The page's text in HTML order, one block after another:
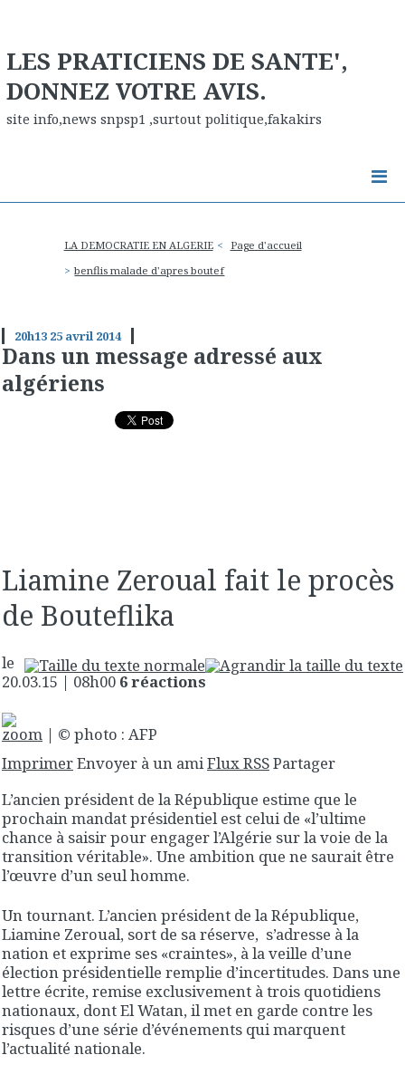
LES PRATICIENS DE SANTE',
DONNEZ VOTRE AVIS.
site info,news snpsp1 ,surtout politique,fakakirs
LA DEMOCRATIE EN ALGERIE
Page d'accueil
benflis malade d'apres boutef
20h13 25 avril 2014
Dans un message adressé aux
algériens
Liamine Zeroual fait le procès
de Bouteflika
le
20.03.15 | 08h00 6 réactions
zoom | © photo : AFP
ImprimerEnvoyer à un amiFlux RSSPartager
L’ancien président de la République estime que le
prochain mandat présidentiel est celui de «l’ultime
chance à saisir pour engager l’Algérie sur la voie de la
transition véritable». Une ambition que ne saurait être
l’œuvre d’un seul homme.
Un tournant. L’ancien président de la République,
Liamine Zeroual, sort de sa réserve, s’adresse à la
nation et exprime ses «craintes», à la veille d’une
élection présidentielle remplie d’incertitudes. Dans une
lettre écrite, remise exclusivement à trois quotidiens
nationaux, dont El Watan, il met en garde contre les
risques d’une série d’événements qui marquent
l’actualité nationale.